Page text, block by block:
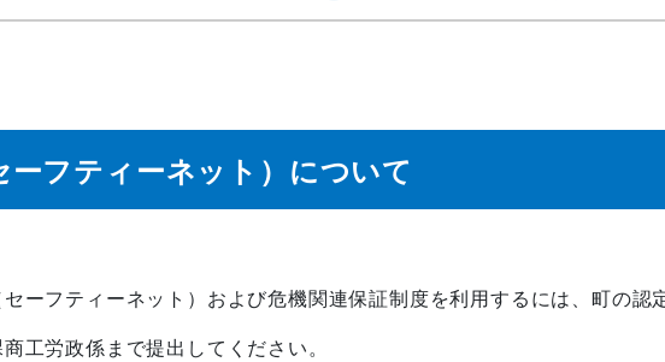
ーフティーネット）について
ーフティーネット）および危機関連保証制度を利用するには、町の認
工労政係まで提出してください。